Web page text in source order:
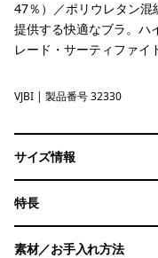
47％）／ポリウレタン
提供する快適なブラ。ハ
レード・サーティファイ
Valley Flora Jacquard: Birch White
VJBI | 製品番号 32330
サイズ情報
特長
素材／お手入れ方法